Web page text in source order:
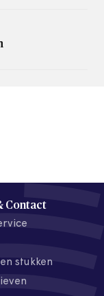
Contact
stukken